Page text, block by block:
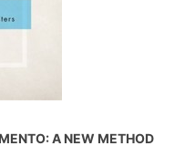
A NEW METHOD